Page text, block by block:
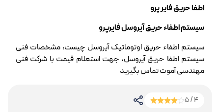
اطفا حریق فایر پرو
سیستم اطفاء حریق آیروسل فایرپرو
سیستم اطفاء حریق اوتوماتیک آیروسل چیست، مشخصات فنی
سیستم اطفا حریق آیروسل، جهت استعلام قیمت با شرکت فنی
مهندسی آموت تماس بگیرید
4 / 5